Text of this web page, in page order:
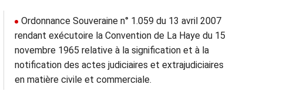
Ordonnance Souveraine n° 1.059 du 13 avril 2007
rendant exécutoire la Convention de La Haye du 15
novembre 1965 relative à la signification et à la
notification des actes judiciaires et extrajudiciaires
en matière civile et commerciale.